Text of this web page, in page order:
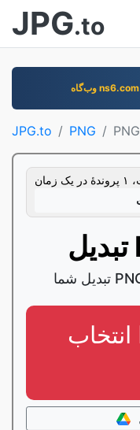
JPG.to
وب‌گاه ns6.com
JPG.to PNG